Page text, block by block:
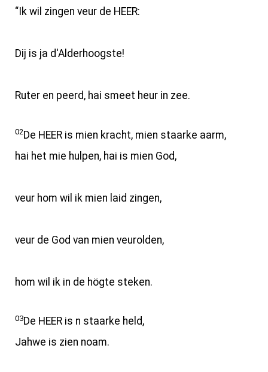
“Ik wil zingen veur de HEER:
Dij is ja d'Alderhoogste!
Ruter en peerd, hai smeet heur in zee.
02De HEER is mien kracht, mien staarke aarm,
hai het mie hulpen, hai is mien God,
veur hom wil ik mien laid zingen,
veur de God van mien veurolden,
hom wil ik in de högte steken.
03De HEER is n staarke held,
Jahwe is zien noam.